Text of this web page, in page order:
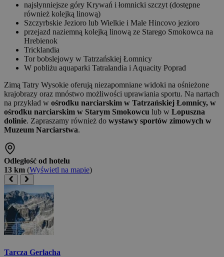
najsłynniejsze góry Krywań i łomnicki szczyt (dostępne
również kolejką linową)
Szczyrbskie Jezioro lub Wielkie i Male Hincovo jezioro
przejazd naziemną kolejką linową ze Starego Smokowca na
Hrebienok
Tricklandia
Tor bobslejowy w Tatrzańskiej Łomnicy
W pobliżu aquaparki Tatralandia i Aquacity Poprad
Zimą Tatry Wysokie oferują niezapomniane widoki na ośnieżone
krajobrazy oraz mnóstwo możliwości uprawiania sportu. Na nartach
na przykład w ośrodku narciarskim w Tatrzańskiej Łomnicy, w
ośrodku narciarskim w Starym Smokowcu lub w Lopuszna
dolinie. Zapraszamy również do wystawy sportów zimowych w
Muzeum Narciarstwa.
Odległość od hotelu
13 km (Wyświetl na mapie)
Tarcza Gerlacha